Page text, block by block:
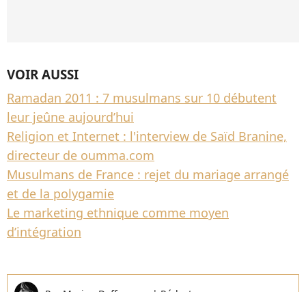
VOIR AUSSI
Ramadan 2011 : 7 musulmans sur 10 débutent
leur jeûne aujourd’hui
Religion et Internet : l'interview de Saïd Branine,
directeur de oumma.com
Musulmans de France : rejet du mariage arrangé
et de la polygamie
Le marketing ethnique comme moyen
d’intégration